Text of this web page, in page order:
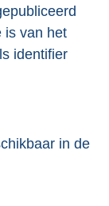
is van het
identifier
in de